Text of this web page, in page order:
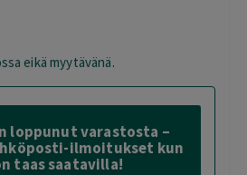
eikä myytävänä.
loppunut varastosta –
ilmoitukset kun
taas saatavilla!